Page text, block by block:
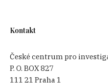
Kontakt
České centrum pro
P. O. BOX 827
111 21 Praha 1